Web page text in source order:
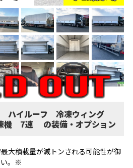
ハイルーフ 冷凍ウィング
機 7速 の装備・オプション
大積載量が減トンされる可能性が御
い。※